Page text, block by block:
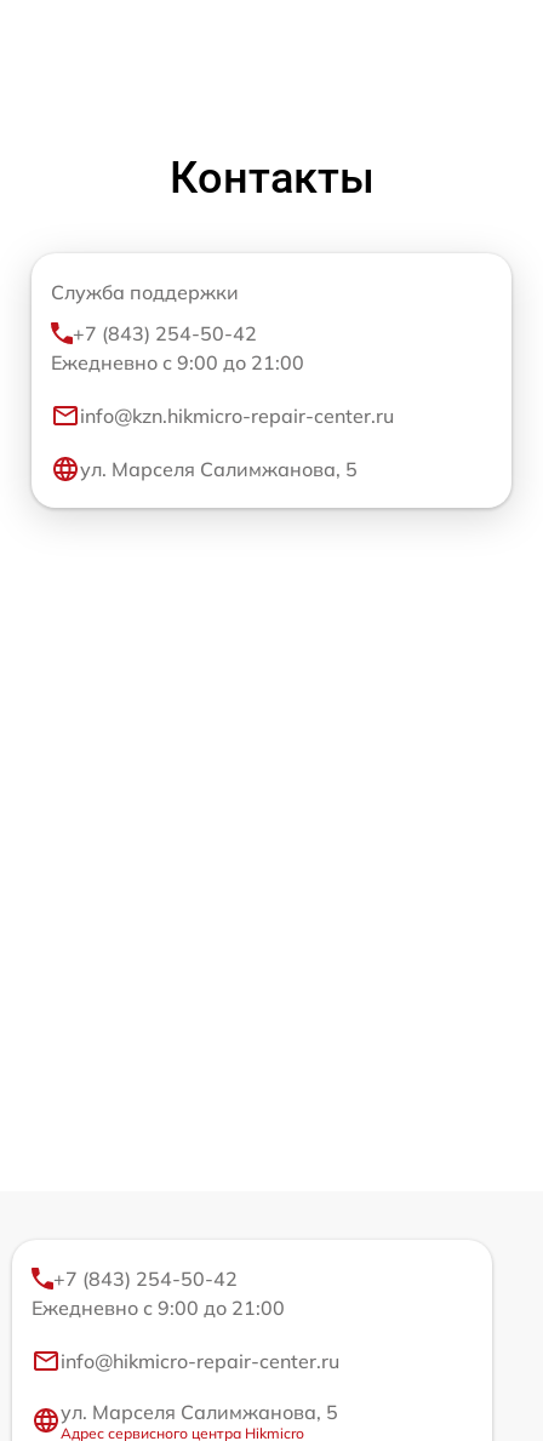
Контакты
Служба поддержки
+7 (843) 254-50-42
Ежедневно с 9:00 до 21:00
info@kzn.hikmicro-repair-center.ru
ул. Марселя Салимжанова, 5
+7 (843) 254-50-42
Ежедневно с 9:00 до 21:00
info@hikmicro-repair-center.ru
ул. Марселя Салимжанова, 5
Адрес сервисного центра Hikmicro